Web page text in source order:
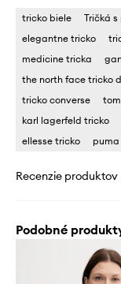
tricko biele Tričká
elegantne tricko
medicine tricka
the north face tricko
tricko converse
karl lagerfeld tricko
ellesse tricko
Recenzie produktov
Podobné